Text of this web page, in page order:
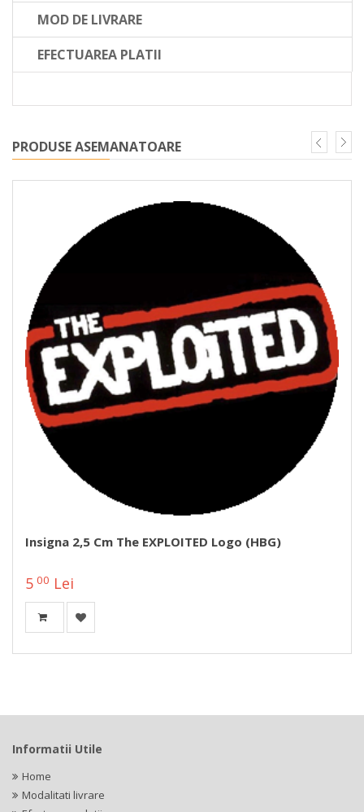
MOD DE LIVRARE
EFECTUAREA PLATII
PRODUSE ASEMANATOARE
Insigna 2,5 Cm The EXPLOITED Logo (HBG)
5 00 Lei
Informatii Utile
Home
Modalitati livrare